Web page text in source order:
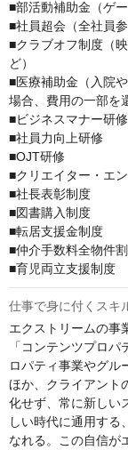
■部活動補助金（ゲ
■社員超会（全社員
■クラブオフ制度（
ど）
■医療補助金（入院
場合、費用の一部を
■ビジネスマナー研修
■社員力向上研修
■OJT研修
■クリエイター・エ
■社長表彰制度
■図書購入制度
■転居支援金制度
■仲介手数料全物件
■育児両立支援制度
仕事で身に付くスキ
エクストリームの事
「コンテンツプロ
ロパティ事業やグル
ほか、クライアント
化せず、常に新しい
しい時代に通用する
なれる。この自信が